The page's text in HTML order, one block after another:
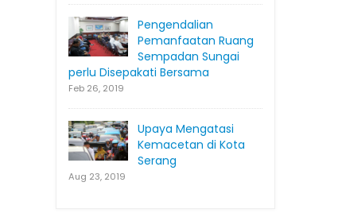
Pengendalian
Pemanfaatan Ruang
Sempadan Sungai
perlu Disepakati Bersama
Feb 26, 2019
Upaya Mengatasi
Kemacetan di Kota
Serang
Aug 23, 2019